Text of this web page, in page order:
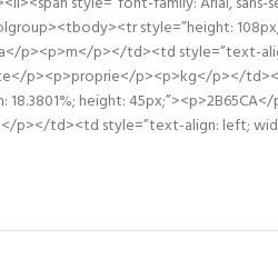
style=”height:
p><p>m</p></td><td style=”text-
p><p>proprie</p><p>kg</p></
height:
p></td><td style=”text-align: left;